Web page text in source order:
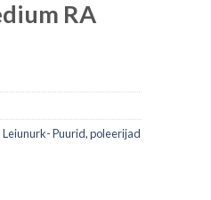
RA
Leiunurk- Puurid, poleerijad